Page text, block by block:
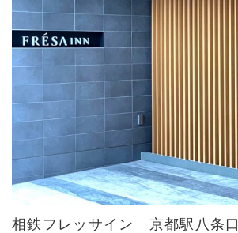
相鉄フレッサイン 京都駅八条口